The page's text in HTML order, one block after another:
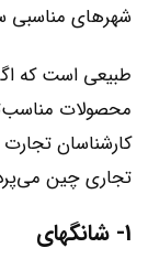
شهرهای مناسبی
طبیعی است که
محصولات
کارشناسان
تجاری چین
1- شانگهای